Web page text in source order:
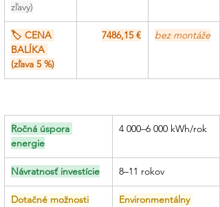
zľavy)
🏷 CENA
BALÍKA
(zľava 5 %)
7486,15 € bez montáže
Ročná úspora
energie
4 000–6 000 kWh/rok
Návratnosť investície 8–11 rokov
Dotačné možnosti
Environmentálny